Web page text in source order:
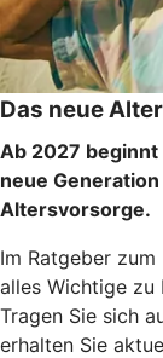
Das neue
Ab 2027
neue
Altersvorsorge.
Im Ratgeber
alles Wichtige zu
Tragen Sie sich
erhalten Sie